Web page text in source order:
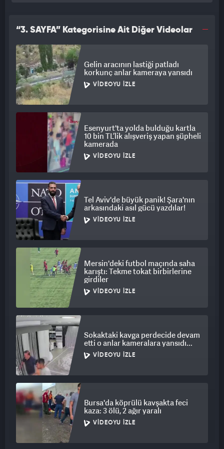
“3. SAYFA” Kategorisine Ait Diğer Videolar
Gelin aracının lastiği patladı
korkunç anlar kameraya yansıdı
VIDEOYU İZLE
Esenyurt'ta yolda bulduğu kartla
10 bin TL’lik alışveriş yapan şüpheli
kamerada
VIDEOYU İZLE
Tel Aviv'de büyük panik! Şara'nın
arkasındaki asıl gücü yazdılar!
VIDEOYU İZLE
Mersin'deki futbol maçında saha
karıştı: Tekme tokat birbirlerine
girdiler
VIDEOYU İZLE
Sokaktaki kavga perdecide devam
etti o anlar kameralara yansıdı...
VIDEOYU İZLE
Bursa'da köprülü kavşakta feci
kaza: 3 ölü, 2 ağır yaralı
VIDEOYU İZLE